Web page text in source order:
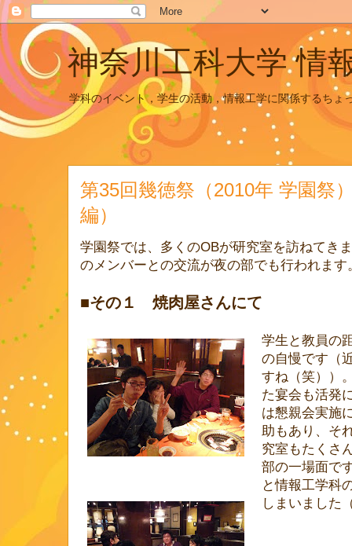
神奈川工科大学 情
学科のイベント，学生の活動，情報工学に関係するちょ
第35回幾徳祭（2010年 学園祭
編）
学園祭では、多くのOBが研究室を訪ねてき
のメンバーとの交流が夜の部でも行われます
■その１ 焼肉屋さんにて
学生と教員の
の自慢です（
すね（笑））
た宴会も活発
は懇親会実施
助もあり、そ
究室もたくさ
部の一場面で
と情報工学科
しまいました